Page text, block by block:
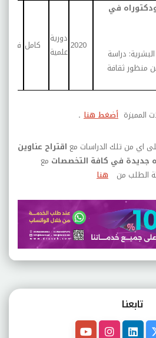
في
دراسة
منظور ثقافة
2020 دورية
علمية
كامل في
المميزة أضغط هنا .
اي من تلك الدراسات مع اقتراح عناوين
جديدة في كافة التخصصات مع
الطلب من هنا
تابعنـا